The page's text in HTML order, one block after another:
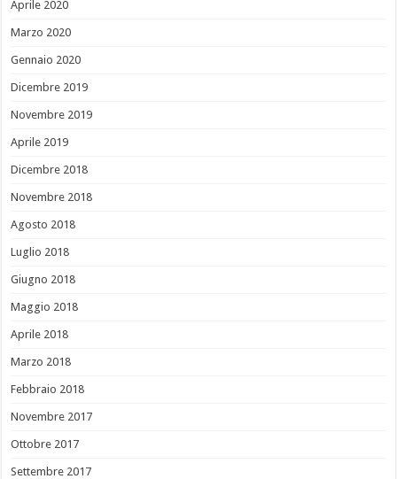
Aprile 2020
Marzo 2020
Gennaio 2020
Dicembre 2019
Novembre 2019
Aprile 2019
Dicembre 2018
Novembre 2018
Agosto 2018
Luglio 2018
Giugno 2018
Maggio 2018
Aprile 2018
Marzo 2018
Febbraio 2018
Novembre 2017
Ottobre 2017
Settembre 2017